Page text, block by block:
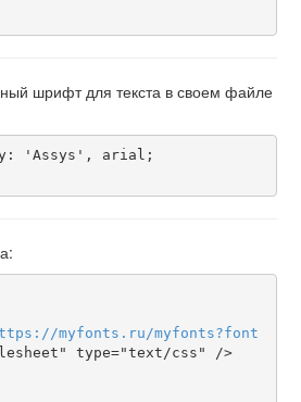
шрифт для текста в своем файле
://myfonts . ru/myfonts?font
type="text/css" />